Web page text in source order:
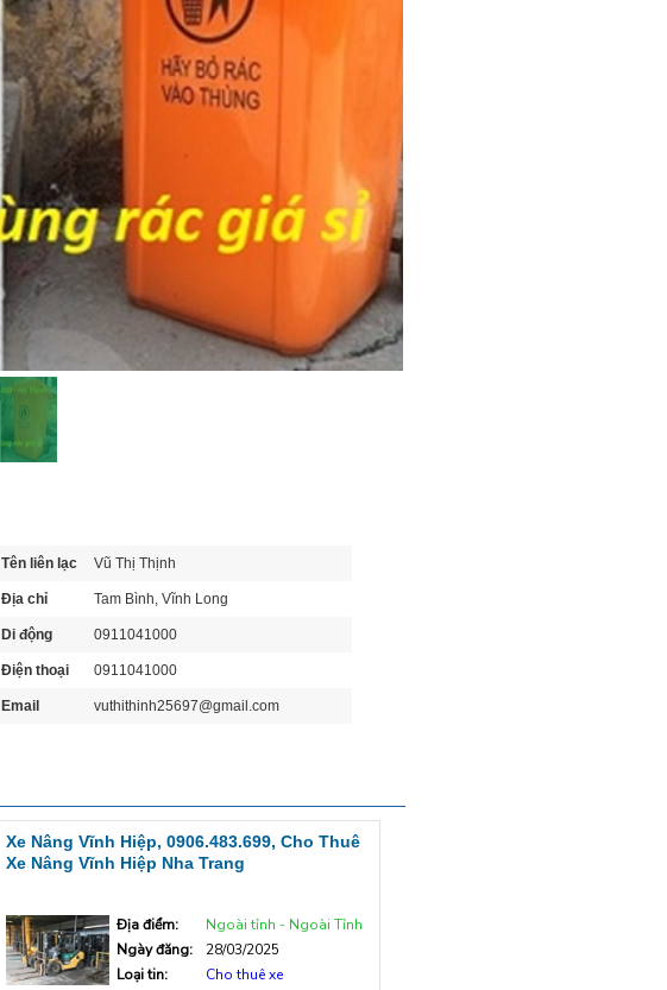
Tên liên lạc Vũ Thị Thịnh
Địa chỉ Tam Bình, Vĩnh Long
Di động 0911041000
Điện thoại 0911041000
Email vuthithinh25697@gmail.com
Xe Nâng Vĩnh Hiệp, 0906.483.699, Cho Thuê
Xe Nâng Vĩnh Hiệp Nha Trang
Địa điểm:
Ngoài tỉnh - Ngoài Tỉnh
Ngày đăng:
28/03/2025
Loại tin:
Cho thuê xe